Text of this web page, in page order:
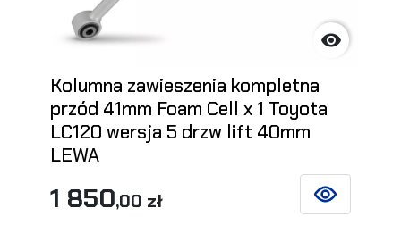

Kolumna zawieszenia kompletna
przód 41mm Foam Cell x 1 Toyota
LC120 wersja 5 drzw lift 40mm
LEWA
1 850,00 zł SIEHE